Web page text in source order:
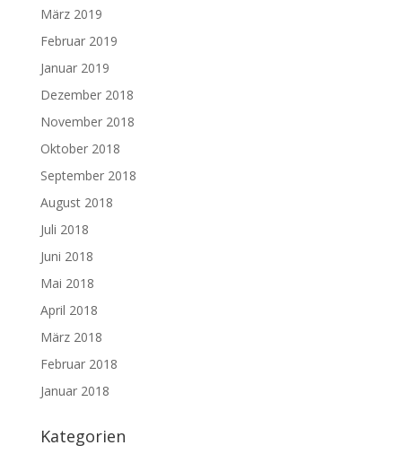
März 2019
Februar 2019
Januar 2019
Dezember 2018
November 2018
Oktober 2018
September 2018
August 2018
Juli 2018
Juni 2018
Mai 2018
April 2018
März 2018
Februar 2018
Januar 2018
Kategorien